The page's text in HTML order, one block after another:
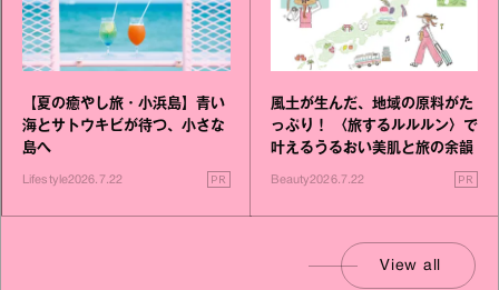
【夏の癒やし旅・小浜島】青い
海とサトウキビが待つ、小さな
島へ
Lifestyle2026.7.22 PR
風土が生んだ、地域の原料がた
っぷり！ 〈旅するルルルン〉で
叶えるうるおい美肌と旅の余韻
Beauty2026.7.22 PR
View all